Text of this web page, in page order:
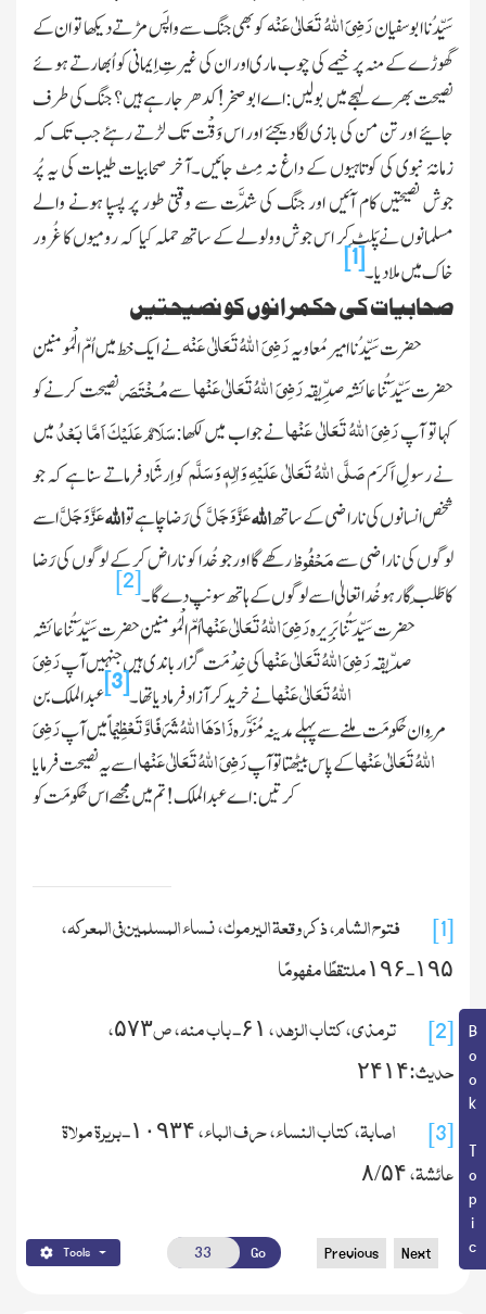
Book Topic
سَیِّدُنا ابو سفیانرَضِیَاللّٰہُتَعَالٰی عَنْہکو بھی جنگ سے واپَس مڑتے دیکھا تو ان کے
گھوڑے کے منہ پر خیمے کی چوب ماری اور ان کی غیرتِ اِیمانی کو اُبھارتے ہوئے
نصیحت بھرے لہجے میں بولیں:اے ابو صخر! کدھر جارہے ہیں؟ جنگ کی طرف
جائیے اور تن من کی بازی لگا دیجئے اور اس وَقْت تک لڑتے رہئے جب تک کہ
زمانۂ نبوی کی کوتاہیوں کے داغ نہ مِٹ جائیں۔آخر صحابیات طیبات کی یہ پُر
جوش نصیحتیں کام آئیں اور جنگ کی شِدَّت سے وقتی طور پر پسپا ہونے والے
مسلمانوں نے پَلَٹ کر اس جوش وولولے کے ساتھ حملہ کیا کہ رومیوں کا غُرور
خاک میں ملا دیا۔[1]
صحابیات کی حکمرانوں کو نصیحتیں
حضرتسَیِّدُناامیر مُعاویہرَضِیَاللّٰہُتَعَالٰی عَنْہنے ایک خط میں اُمّ الْمُومنین
حضرتسَیِّدَتُنا عائشہ صِدِّیقہرَضِیَاللّٰہُتَعَالٰی عَنْہاسےمُـخْتَصَرنصیحت کرنے کو
کہا تو آپرَضِیَاللّٰہُتَعَالٰی عَنْہانے جواب میں لکھا:سَلَامٌ عَلَیْكَ اَمَّا بَعْدُمیں
نے رسولِ اَکرَمصَلَّیاللّٰہُ تَعَالٰی عَلَیْہِ وَاٰلِہٖ وَسَلَّمکو اِرشَاد فرماتے سنا ہے کہ جو
شخص انسانوں کی ناراضی کے ساتھاللہعَزَّ وَجَلَّکی رَضا چاہے تواللہعَزَّ وَجَلَّاسے
لوگوں کی ناراضی سےمَحْفُوظرکھے گا اور جو خُدا کو ناراض کر کے لوگوں کی رَضا
کاطَلَبگار ہو خُدا تعالیٰ اسے لوگوں کے ہاتھ سونپ دے گا۔[2]
حضرت سَیِّدَتُنابَرِیرہرَضِیَاللّٰہُتَعَالٰی عَنْہااُمّ الْمُومنین حضرت سَیِّدَتُنا عائشہ
صِدّیقہرَضِیَاللّٰہُتَعَالٰی عَنْہاکی خِدْمَت گزار باندی ہیں جنہیں آپرَضِیَ
اللّٰہُتَعَالٰی عَنْہانے خرید کر آزاد فرمادیا تھا۔[3]عبد الملک بن
مَروانحُکُومَتملنے سے پہلے مدینہمُنَوَّرہزَادَہَااللّٰہُشَرَفًاوَّتَعْظِیْماًمیں آپرَضِیَ
اللّٰہُتَعَالٰی عَنْہاکے پاس بیٹھتا تو آپرَضِیَاللّٰہُتَعَالٰی عَنْہااسے یہ نصیحت فرمایا
کرتیں:اے عبد الملک!تم میں مجھے اسحُکُومَتکو
[1] فتوح الشام، ذکر وقعة اليرموك، نساء المسلمین فی المعرکه،
۱۹۵-۱۹۶ملتقطًا مفهومًا
[2] ترمذی، کتاب الزھد ، ۶۱-باب منه، ص۵۷۳،
حدیث:۲۴۱۴
[3] اصابة، کتاب النساء، حرف الباء،۱۰۹۳۴-بریرة مولاة
عائشة،
۸/۵۴
Tools Go Previous Next